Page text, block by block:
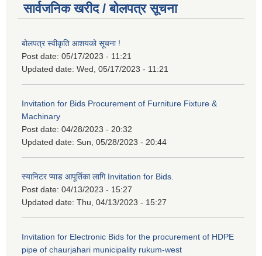
सार्वजनिक खरीद / बोलपत्र सूचना
बोलपत्र स्वीकृति आशयको सूचना !
Post date: 05/17/2023 - 11:21
Updated date: Wed, 05/17/2023 - 11:21
Invitation for Bids Procurement of Furniture Fixture &
Machinary
Post date: 04/28/2023 - 20:32
Updated date: Sun, 05/28/2023 - 20:44
स्यानिटर प्याड आपूर्तिका लागि Invitation for Bids.
Post date: 04/13/2023 - 15:27
Updated date: Thu, 04/13/2023 - 15:27
Invitation for Electronic Bids for the procurement of HDPE
pipe of chaurjahari municipality rukum-west